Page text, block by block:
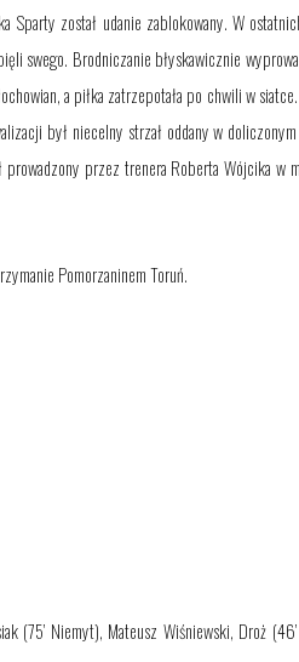
Sparty został udanie zablokowany. W
swego. Brodniczanie błyskawicznie
a piłka zatrzepotała po chwiliw
był niecelny strzał oddany w
prowadzony przez trenera Roberta Wójcikaw
Pomorzaninem Toruń.
(75’ Niemyt), Mateusz Wiśniewski, Droż